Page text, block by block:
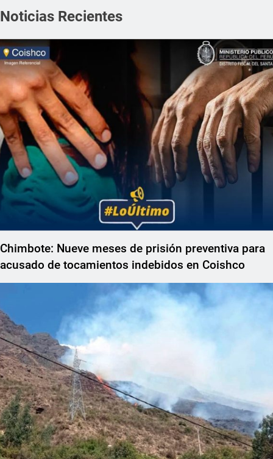
Noticias Recientes
Chimbote: Nueve meses de prisión preventiva para
acusado de tocamientos indebidos en Coishco